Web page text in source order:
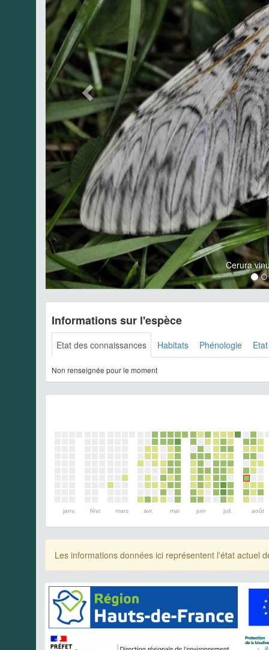
Cerura
Informations sur l'espèce
Etat des connaissances Habitats Phénologie
Non renseignée pour le moment
janv. févr. mars avr. mai juin juil. août
Les informations données ici représentent l'état actuel